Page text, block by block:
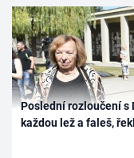
Poslední rozloučení s
každou lež a faleš,